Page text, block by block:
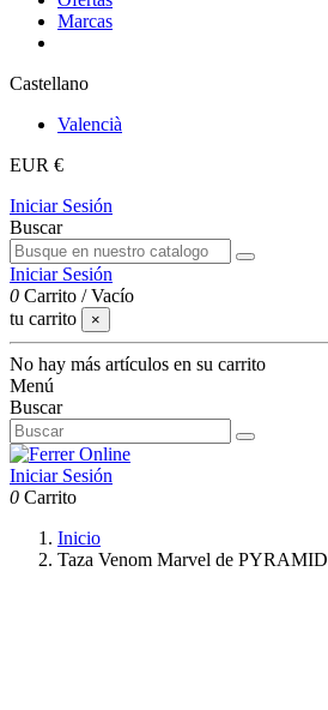
Marcas
Castellano
Valencià
EUR €
Iniciar Sesión
Buscar
Iniciar Sesión
0 Carrito /Vacío
tu carrito
×
No hay más artículos en su carrito
Menú
Buscar
Iniciar Sesión
0 Carrito
Inicio
Taza Venom Marvel de PYRAMID